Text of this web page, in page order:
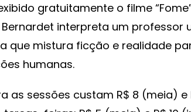
gratuitamente o filme
Bernardet interpreta um
que mistura ficção e realidade
humanas.
as sessões custam R$ 8 (meia) e